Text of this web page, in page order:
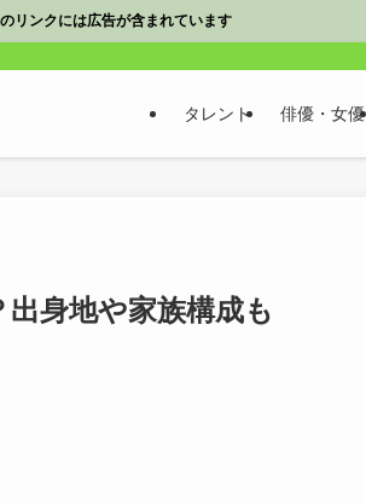
リンクには広告が含まれています
タレント 俳優・女優
身地や家族構成も